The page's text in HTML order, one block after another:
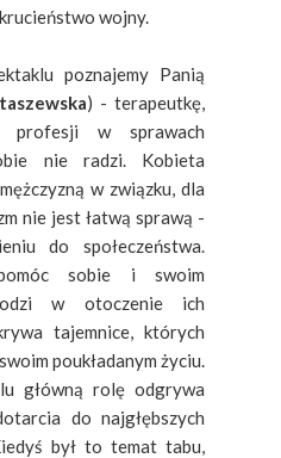
wojny.
poznajemy Panią
) - terapeutkę,
profesji w sprawach
nie radzi. Kobieta
w związku, dla
nie jest łatwą sprawą -
do społeczeństwa.
sobie i swoim
w otoczenie ich
tajemnice, których
poukładanym życiu.
główną rolę odgrywa
do najgłębszych
był to temat tabu,